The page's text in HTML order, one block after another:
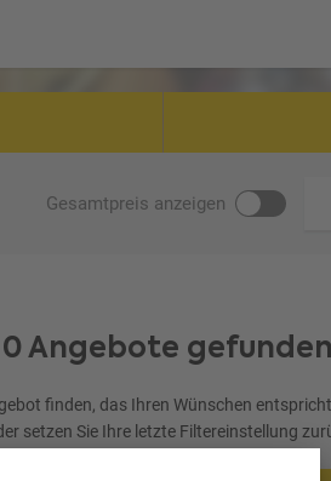
Gesamtpreis anzeigen
0 Angebote
finden, das Ihren Wünschen
setzen Sie Ihre letzte Filtereinstellung